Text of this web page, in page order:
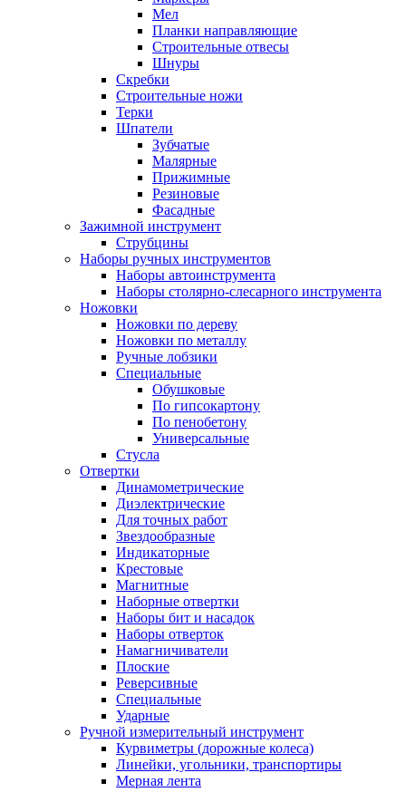
Мел
Планки направляющие
Строительные отвесы
Шнуры
Скребки
Строительные ножи
Терки
Шпатели
Зубчатые
Малярные
Прижимные
Резиновые
Фасадные
Зажимной инструмент
Струбцины
Наборы ручных инструментов
Наборы автоинструмента
Наборы столярно-слесарного инструмента
Ножовки
Ножовки по дереву
Ножовки по металлу
Ручные лобзики
Специальные
Обушковые
По гипсокартону
По пенобетону
Универсальные
Стусла
Отвертки
Динамометрические
Диэлектрические
Для точных работ
Звездообразные
Индикаторные
Крестовые
Магнитные
Наборные отвертки
Наборы бит и насадок
Наборы отверток
Намагничиватели
Плоские
Реверсивные
Специальные
Ударные
Ручной измерительный инструмент
Курвиметры (дорожные колеса)
Линейки, угольники, транспортиры
Мерная лента